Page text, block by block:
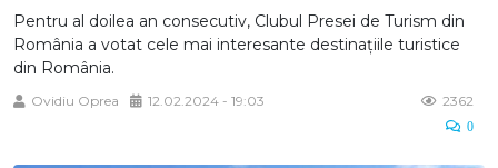
Pentru al doilea an consecutiv, Clubul Presei de Turism din
România a votat cele mai interesante destinațiile turistice
din România.
Ovidiu Oprea 12.02.2024 - 19:03 2362
0